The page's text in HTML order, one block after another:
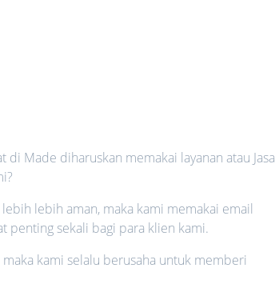
di Made diharuskan memakai layanan atau Jasa
lebih aman, maka kami memakai email
penting sekali bagi para klien kami.
kami selalu berusaha untuk memberi